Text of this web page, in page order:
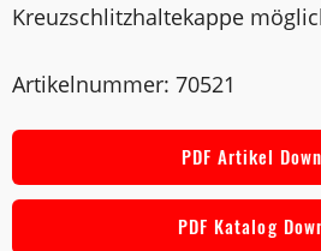
Kreuzschlitzhaltekappe
Artikelnummer: 70521
PDF Artikel
PDF Katalog